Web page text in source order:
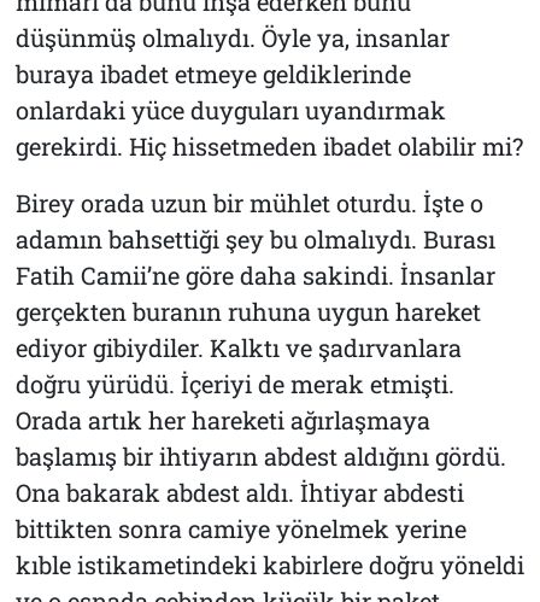
düşünmüş olmalıydı. Öyle ya, insanlar
buraya ibadet etmeye geldiklerinde
onlardaki yüce duyguları uyandırmak
gerekirdi. Hiç hissetmeden ibadet olabilir mi?
Birey orada uzun bir mühlet oturdu. İşte o
adamın bahsettiği şey bu olmalıydı. Burası
Fatih Camii’ne göre daha sakindi. İnsanlar
gerçekten buranın ruhuna uygun hareket
ediyor gibiydiler. Kalktı ve şadırvanlara
doğru yürüdü. İçeriyi de merak etmişti.
Orada artık her hareketi ağırlaşmaya
başlamış bir ihtiyarın abdest aldığını gördü.
Ona bakarak abdest aldı. İhtiyar abdesti
bittikten sonra camiye yönelmek yerine
kıble istikametindeki kabirlere doğru yöneldi